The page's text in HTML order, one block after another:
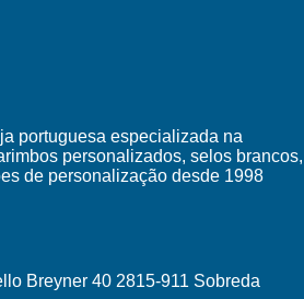
portuguesa especializada na
personalizados, selos brancos,
de personalização desde 1998
Breyner 40 2815-911 Sobreda